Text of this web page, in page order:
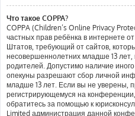
Что такое COPPA?
COPPA (Children’s Online Privacy
частных прав ребёнка в интернете
Штатов, требующий от сайтов,
несовершеннолетних младше 13 лет,
родителей. Допустимо наличие
опекуны разрешают сбор личной
младше 13 лет. Если вы не уверены,
регистрирующемуся на
обратитесь за помощью к
Limited администрация данной